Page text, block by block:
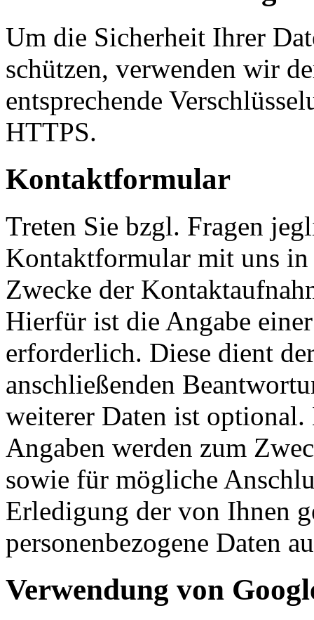
Um die Sicherheit Ihrer
schützen, verwenden wir
entsprechende
HTTPS.
Kontaktformular
Treten Sie bzgl. Fragen
Kontaktformular mit uns
Zwecke der
Hierfür ist die Angabe
erforderlich. Diese dient
anschließenden
weiterer Daten ist
Angaben werden zum
sowie für mögliche
Erledigung der von Ihnen
personenbezogene Daten
Verwendung von